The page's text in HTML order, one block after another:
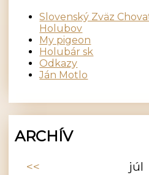
Slovenský Zväz
Holubov
My pigeon
Holubár sk
Odkazy
Ján Motlo
ARCHÍV
<< júl